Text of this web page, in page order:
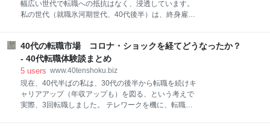
は以下の内容になります。 1.離職率の高い会社で、社
内文化に問題を抱えていました。 その企業が外資系の
落とす文化で、後から入ってくる中途入 社スタッフ
は、何も教えてもらえず、厳しくなる一方で長続き出
来なくなっていた のです。 エージェントからは聞かさ
れていませんでしたが、約４年にわたり、そのポジシ
ョンの中途入社
幅広い世代で転職への抵抗はなく、浸透しています。
私の世代（就職氷河期世代、40代後半）は、終身雇用
す。 私自信が30代後半から転職を数回経ていることも
あり、30代の時に受けた転職活動の印象と、この年齢
（40代後半）になって受ける印象を主観と事実を振り
返り、その違いをまとめてみたいと思います。 まず、
採用側を長く経験した私や人事担当者の考え方とし
て、以下のことが言えます。 30代に求めるスペック
40代の転職市場 コロナ・ショックを経てどうなったか？
- 40代転職体験談まとめ
5 users www.40tenshoku.biz
現在、40代半ばの私は、30代の後半から転職を続けキ
ャリアアップ（年収アップも）を図る、という考えで
実際、3回転職しました。 テレワークを機に、転職エ